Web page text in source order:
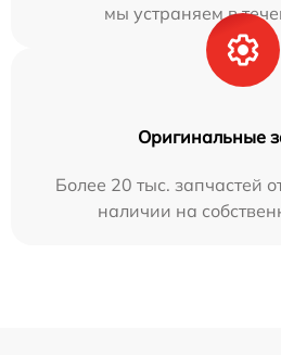
мы устраняем в
Оригинальные
Более 20 тыс. запчастей
наличии на